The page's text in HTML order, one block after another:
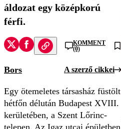
áldozat egy középkorú
férfi.
KOMMENT
(0)
Bors A szerző cikkei
Egy ötemeletes társasház füstölt
hétfőn délután Budapest XVIII.
kerületében, a Szent Lőrinc-